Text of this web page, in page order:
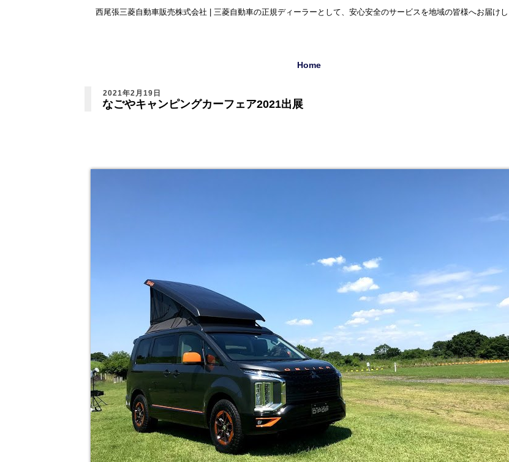
西尾張三菱自動車販売株式会社 | 三菱自動車の正規ディーラーとして、安心安全のサービスを地域の皆様へお届け
Home
2021年2月19日
なごやキャンピングカーフェア2021出展